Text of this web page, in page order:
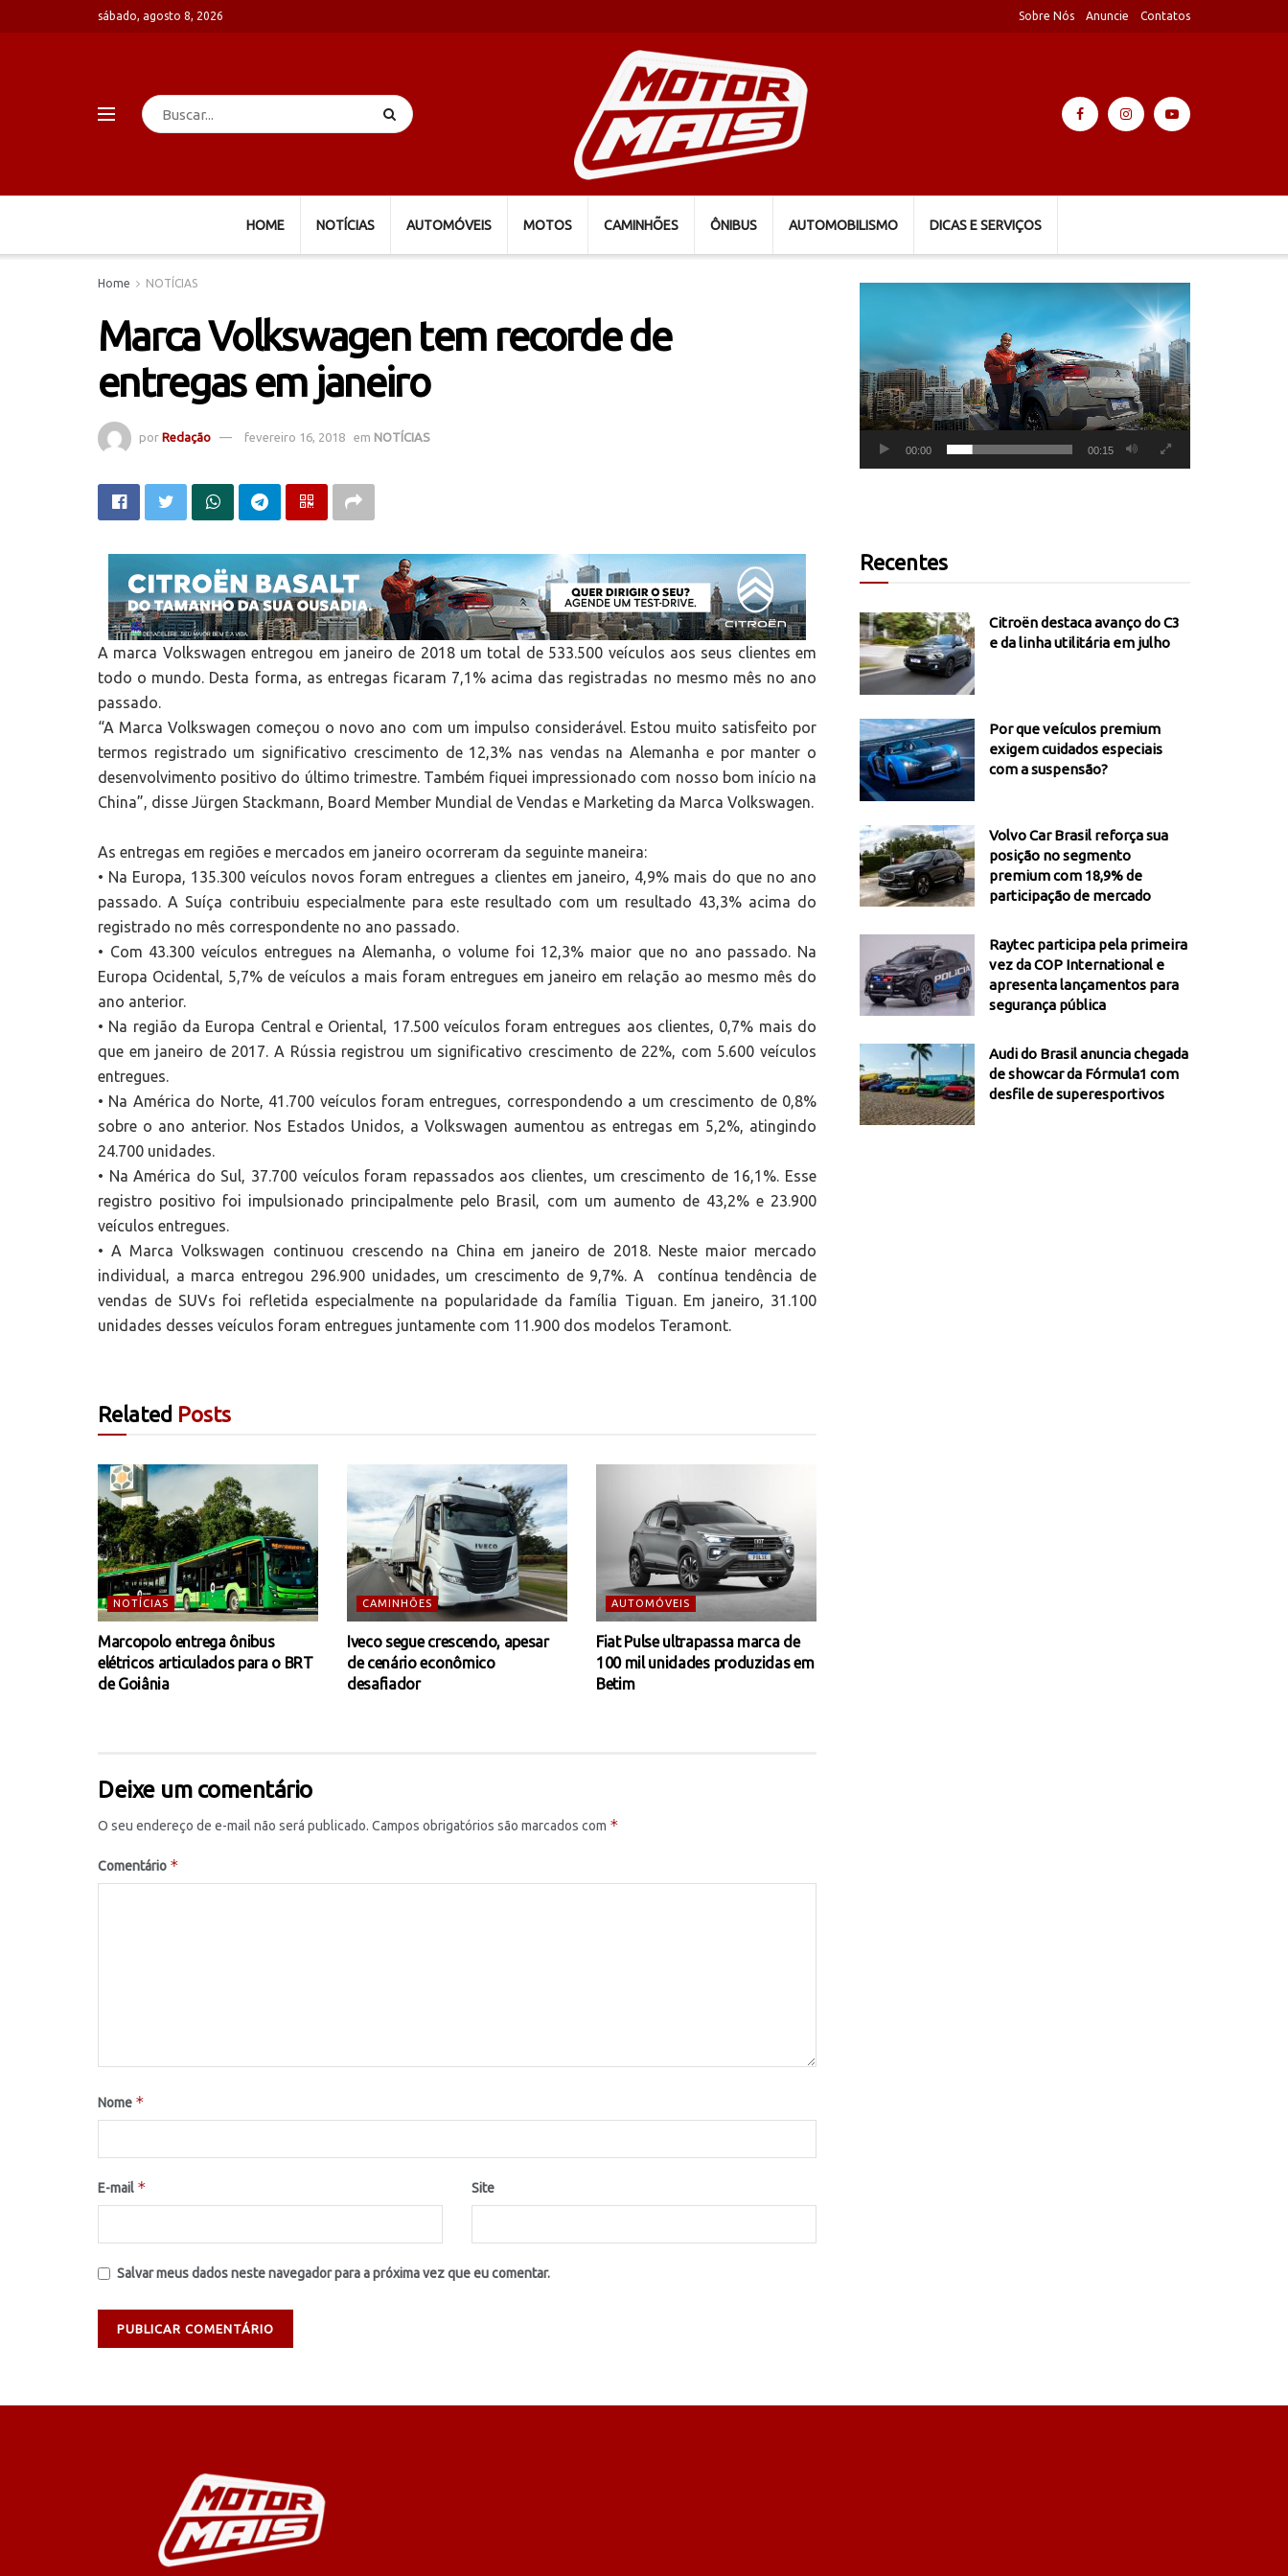
sábado, agosto 8, 2026 Sobre Nós Anuncie Contatos
HOME NOTÍCIAS AUTOMÓVEIS MOTOS CAMINHÕES ÔNIBUS AUTOMOBILISMO DICAS E SERVIÇOS
Home NOTÍCIAS
Marca Volkswagen tem recorde de
entregas em janeiro
por Redação fevereiro 16, 2018 em NOTÍCIAS
A marca Volkswagen entregou em janeiro de 2018 um total de 533.500 veículos aos seus clientes em
todo o mundo. Desta forma, as entregas ficaram 7,1% acima das registradas no mesmo mês no ano
passado.
“A Marca Volkswagen começou o novo ano com um impulso considerável. Estou muito satisfeito por
termos registrado um significativo crescimento de 12,3% nas vendas na Alemanha e por manter o
desenvolvimento positivo do último trimestre. Também fiquei impressionado com nosso bom início na
China”, disse Jürgen Stackmann, Board Member Mundial de Vendas e Marketing da Marca Volkswagen.
As entregas em regiões e mercados em janeiro ocorreram da seguinte maneira:
• Na Europa, 135.300 veículos novos foram entregues a clientes em janeiro, 4,9% mais do que no ano
passado. A Suíça contribuiu especialmente para este resultado com um resultado 43,3% acima do
registrado no mês correspondente no ano passado.
• Com 43.300 veículos entregues na Alemanha, o volume foi 12,3% maior que no ano passado. Na
Europa Ocidental, 5,7% de veículos a mais foram entregues em janeiro em relação ao mesmo mês do
ano anterior.
• Na região da Europa Central e Oriental, 17.500 veículos foram entregues aos clientes, 0,7% mais do
que em janeiro de 2017. A Rússia registrou um significativo crescimento de 22%, com 5.600 veículos
entregues.
• Na América do Norte, 41.700 veículos foram entregues, correspondendo a um crescimento de 0,8%
sobre o ano anterior. Nos Estados Unidos, a Volkswagen aumentou as entregas em 5,2%, atingindo
24.700 unidades.
• Na América do Sul, 37.700 veículos foram repassados aos clientes, um crescimento de 16,1%. Esse
registro positivo foi impulsionado principalmente pelo Brasil, com um aumento de 43,2% e 23.900
veículos entregues.
• A Marca Volkswagen continuou crescendo na China em janeiro de 2018. Neste maior mercado
individual, a marca entregou 296.900 unidades, um crescimento de 9,7%. A contínua tendência de
vendas de SUVs foi refletida especialmente na popularidade da família Tiguan. Em janeiro, 31.100
unidades desses veículos foram entregues juntamente com 11.900 dos modelos Teramont.
Related Posts
NOTÍCIAS
Marcopolo entrega ônibus
elétricos articulados para o BRT
de Goiânia
CAMINHÕES
Iveco segue crescendo, apesar
de cenário econômico
desafiador
AUTOMÓVEIS
Fiat Pulse ultrapassa marca de
100 mil unidades produzidas em
Betim
Deixe um comentário
O seu endereço de e-mail não será publicado. Campos obrigatórios são marcados com *
Comentário *
Nome *
E-mail * Site
Salvar meus dados neste navegador para a próxima vez que eu comentar.
00:00 00:15
Recentes
Citroën destaca avanço do C3
e da linha utilitária em julho
Por que veículos premium
exigem cuidados especiais
com a suspensão?
Volvo Car Brasil reforça sua
posição no segmento
premium com 18,9% de
participação de mercado
Raytec participa pela primeira
vez da COP International e
apresenta lançamentos para
segurança pública
Audi do Brasil anuncia chegada
de showcar da Fórmula1 com
desfile de superesportivos